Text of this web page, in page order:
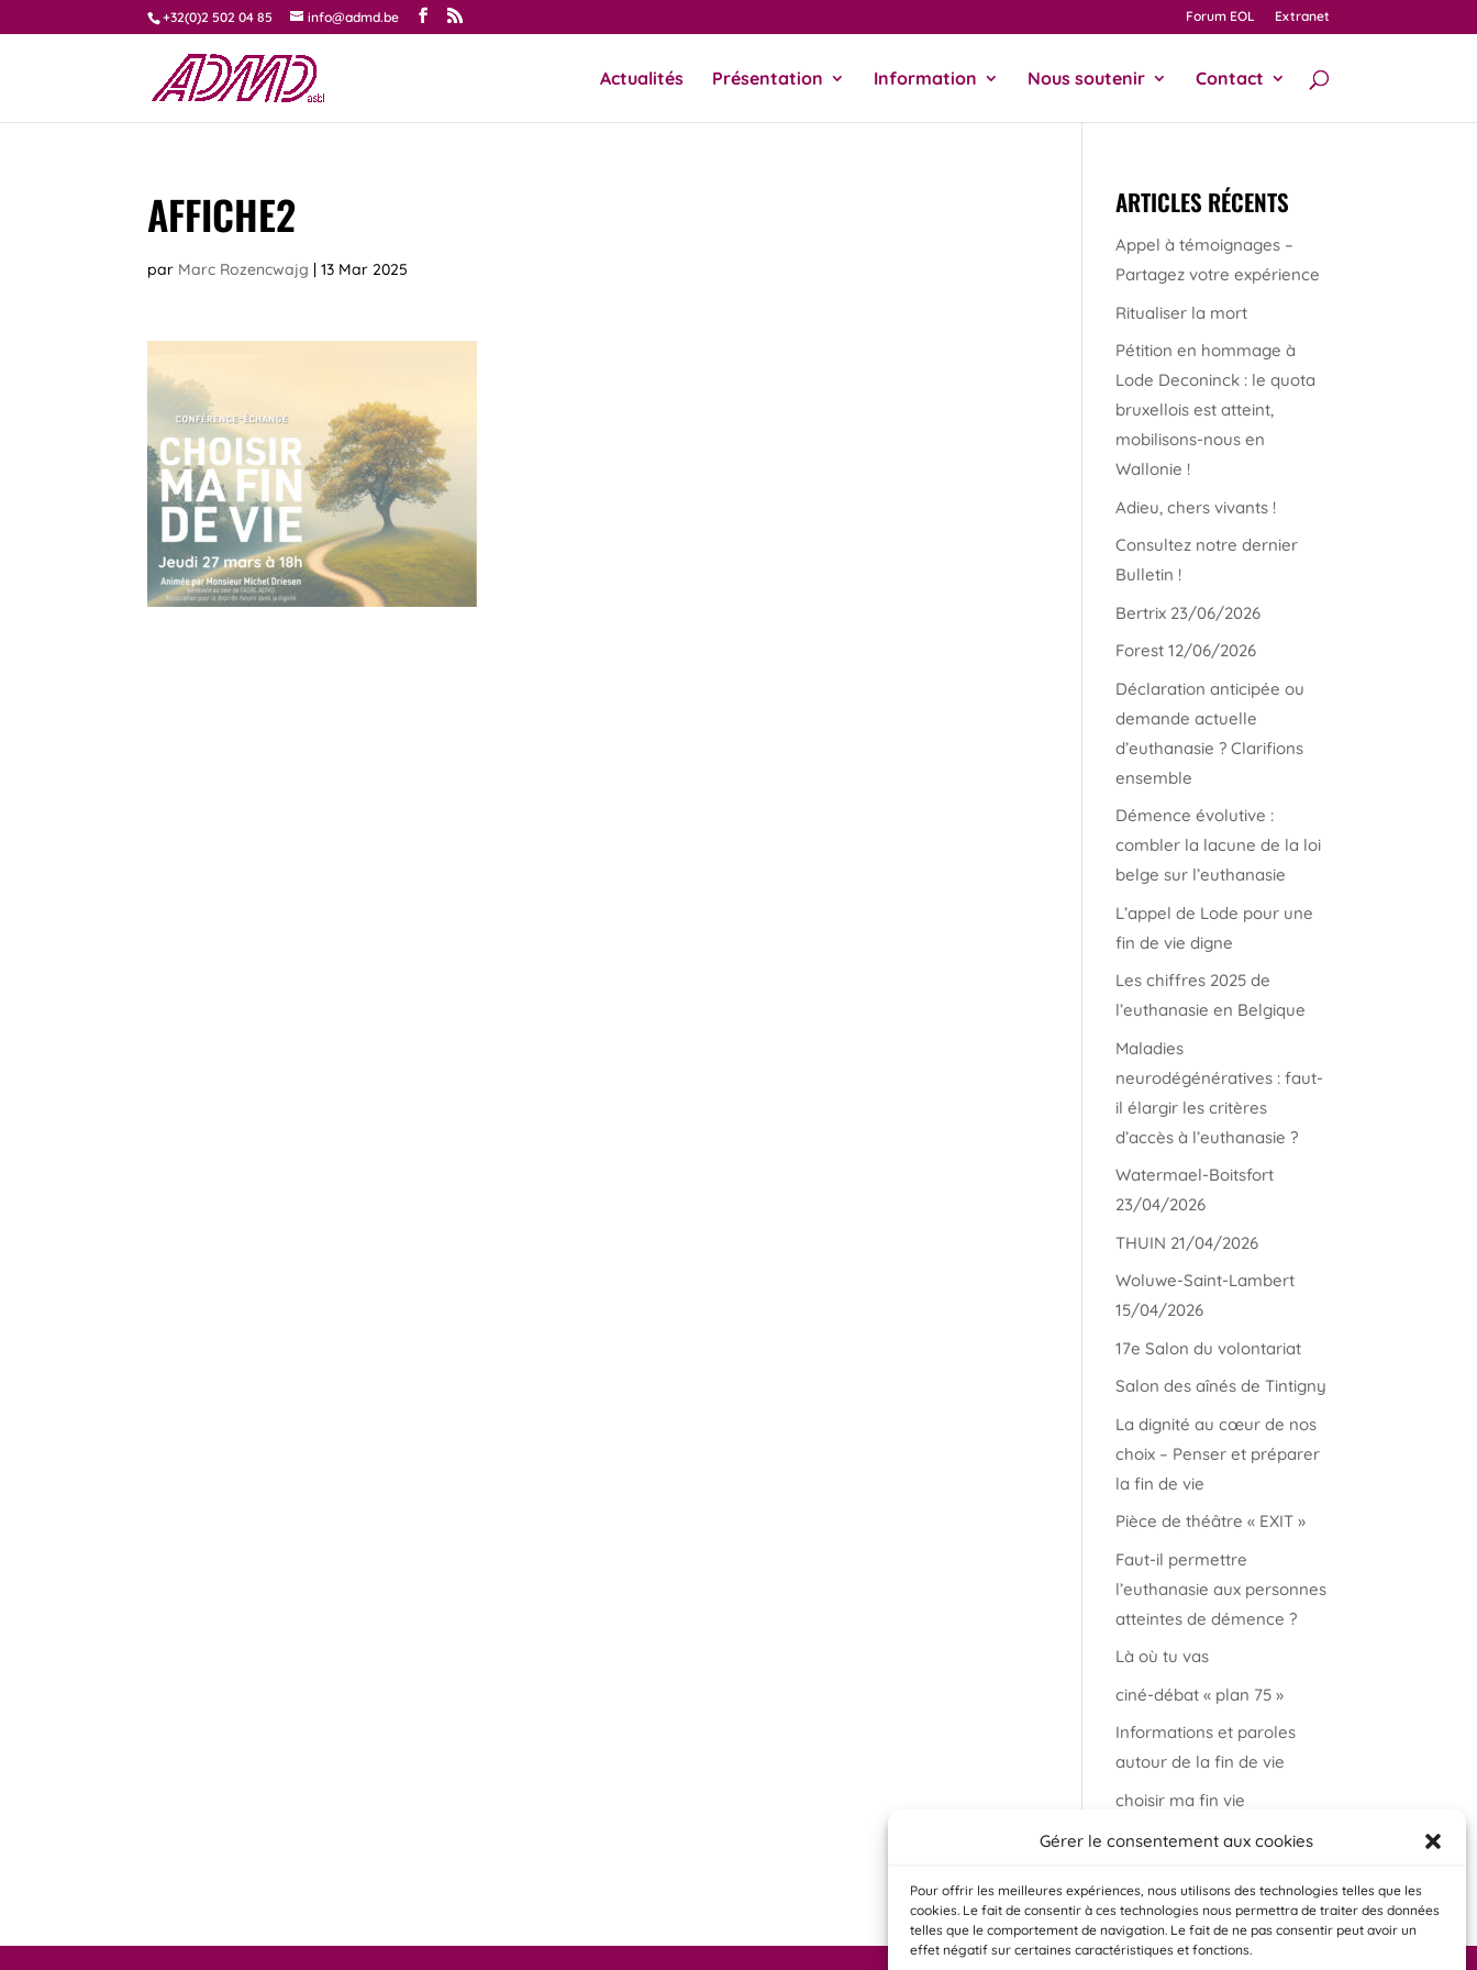
Gérer le consentement aux cookies
Pour offrir les meilleures expériences, nous utilisons des technologies telles que les
cookies. Le fait de consentir à ces technologies nous permettra de traiter des données
telles que le comportement de navigation. Le fait de ne pas consentir peut avoir un
effet négatif sur certaines caractéristiques et fonctions.
+32(0)2 502 04 85 info@admd.be Forum EOL Extranet
Actualités Présentation Information Nous soutenir Contact
AFFICHE2
par Marc Rozencwajg |13 Mar 2025
ARTICLES RÉCENTS
Appel à témoignages –
Partagez votre expérience
Ritualiser la mort
Pétition en hommage à
Lode Deconinck : le quota
bruxellois est atteint,
mobilisons-nous en
Wallonie !
Adieu, chers vivants !
Consultez notre dernier
Bulletin !
Bertrix 23/06/2026
Forest 12/06/2026
Déclaration anticipée ou
demande actuelle
d’euthanasie ? Clarifions
ensemble
Démence évolutive :
combler la lacune de la loi
belge sur l’euthanasie
L’appel de Lode pour une
fin de vie digne
Les chiffres 2025 de
l’euthanasie en Belgique
Maladies
neurodégénératives : faut-
il élargir les critères
d’accès à l’euthanasie ?
Watermael-Boitsfort
23/04/2026
THUIN 21/04/2026
Woluwe-Saint-Lambert
15/04/2026
17e Salon du volontariat
Salon des aînés de Tintigny
La dignité au cœur de nos
choix – Penser et préparer
la fin de vie
Pièce de théâtre « EXIT »
Faut-il permettre
l’euthanasie aux personnes
atteintes de démence ?
Là où tu vas
ciné-débat « plan 75 »
Informations et paroles
autour de la fin de vie
choisir ma fin vie
Salon « bien vieillir à